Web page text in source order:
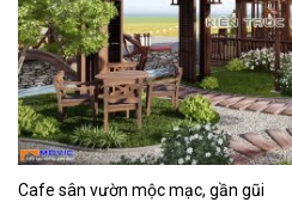
Cafe sân vườn mộc mạc, gần gũi